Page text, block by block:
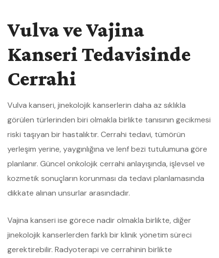
Vulva ve Vajina
Kanseri Tedavisinde
Cerrahi
Vulva kanseri, jinekolojik kanserlerin daha az sıklıkla
görülen türlerinden biri olmakla birlikte tanısının gecikmesi
riski taşıyan bir hastalıktır. Cerrahi tedavi, tümörün
yerleşim yerine, yaygınlığına ve lenf bezi tutulumuna göre
planlanır. Güncel onkolojik cerrahi anlayışında, işlevsel ve
kozmetik sonuçların korunması da tedavi planlamasında
dikkate alınan unsurlar arasındadır.
Vajina kanseri ise görece nadir olmakla birlikte, diğer
jinekolojik kanserlerden farklı bir klinik yönetim süreci
gerektirebilir. Radyoterapi ve cerrahinin birlikte